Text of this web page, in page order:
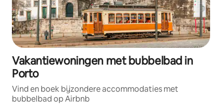
Vakantiewoningen met bubbelbad in
Porto
Vind en boek bijzondere accommodaties met
bubbelbad op Airbnb